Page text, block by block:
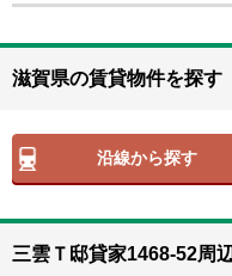
滋賀県の賃貸物件を探す
沿線から探す
三雲Ｔ邸貸家1468-52周